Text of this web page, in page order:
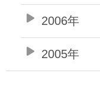
2006年
2005年